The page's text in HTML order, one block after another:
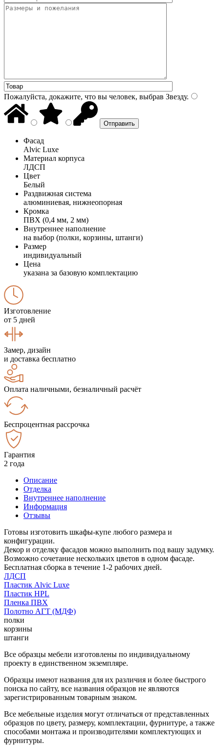
Пожалуйста, докажите, что вы человек, выбрав Звезду.
Фасад
Alvic Luxe
Материал корпуса
ЛДСП
Цвет
Белый
Раздвижная система
алюминиевая, нижнеопорная
Кромка
ПВХ (0,4 мм, 2 мм)
Внутреннее наполнение
на выбор (полки, корзины, штанги)
Размер
индивидуальный
Цена
указана за базовую комплектацию
Изготовление
от 5 дней
Замер, дизайн
и доставка бесплатно
Оплата наличными, безналичный расчёт
Беспроцентная рассрочка
Гарантия
2 года
Описание
Отделка
Внутреннее наполнение
Информация
Отзывы
Готовы изготовить шкафы-купе любого размера и
конфигурации.
Декор и отделку фасадов можно выполнить под вашу задумку.
Возможно сочетание нескольких цветов в одном фасаде.
Бесплатная сборка в течение 1-2 рабочих дней.
ЛДСП
Пластик Alvic Luxe
Пластик HPL
Пленка ПВХ
Полотно АГТ (МДФ)
полки
корзины
штанги
Все образцы мебели изготовлены по индивидуальному
проекту в единственном экземпляре.
Образцы имеют названия для их различия и более быстрого
поиска по сайту, все названия образцов не являются
зарегистрированным товарным знаком.
Все мебельные изделия могут отличаться от представленных
образцов по цвету, размеру, комплектации, фурнитуре, а также
способами монтажа и производителями комплектующих и
фурнитуры.